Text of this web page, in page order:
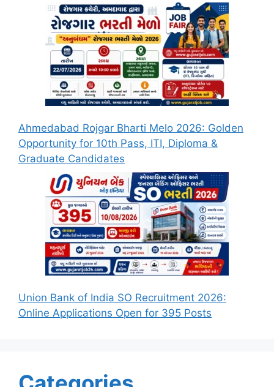
Ahmedabad Rojgar Bharti Melo 2026: Golden
Opportunity for 10th Pass, ITI, Diploma &
Graduate Candidates
Union Bank of India SO Recruitment 2026:
Online Applications Open for 395 Posts